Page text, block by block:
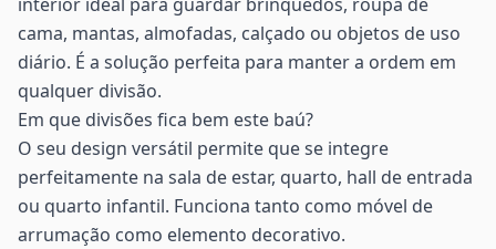
cama, mantas, almofadas, calçado ou objetos de uso
diário. É a solução perfeita para manter a ordem em
qualquer divisão.
Em que divisões fica bem este baú?
O seu design versátil permite que se integre
perfeitamente na sala de estar, quarto, hall de entrada
ou quarto infantil. Funciona tanto como móvel de
arrumação como elemento decorativo.